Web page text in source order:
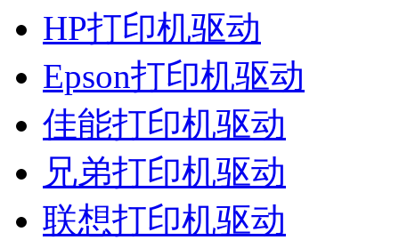
HP打印机驱动
Epson打印机驱动
佳能打印机驱动
兄弟打印机驱动
联想打印机驱动